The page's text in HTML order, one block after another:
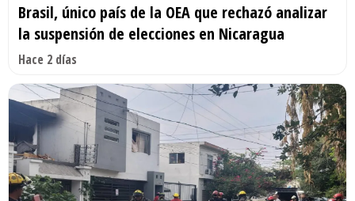
Brasil, único país de la OEA que rechazó analizar
la suspensión de elecciones en Nicaragua
Hace 2 días